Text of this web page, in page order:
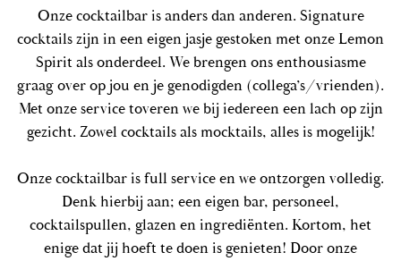
Onze cocktailbar is anders dan anderen. Signature
cocktails zijn in een eigen jasje gestoken met onze Lemon
Spirit als onderdeel. We brengen ons enthousiasme
graag over op jou en je genodigden (collega’s/vrienden).
Met onze service toveren we bij iedereen een lach op zijn
gezicht. Zowel cocktails als mocktails, alles is mogelijk!
Onze cocktailbar is full service en we ontzorgen volledig.
Denk hierbij aan; een eigen bar, personeel,
cocktailspullen, glazen en ingrediënten. Kortom, het
enige dat jij hoeft te doen is genieten! Door onze